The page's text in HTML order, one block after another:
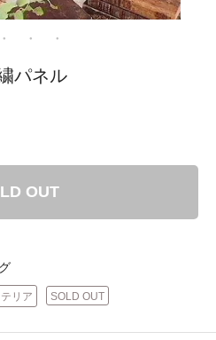
パネル
OUT
リア SOLD OUT